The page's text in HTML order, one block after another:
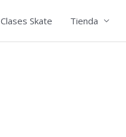
Clases Skate Tienda